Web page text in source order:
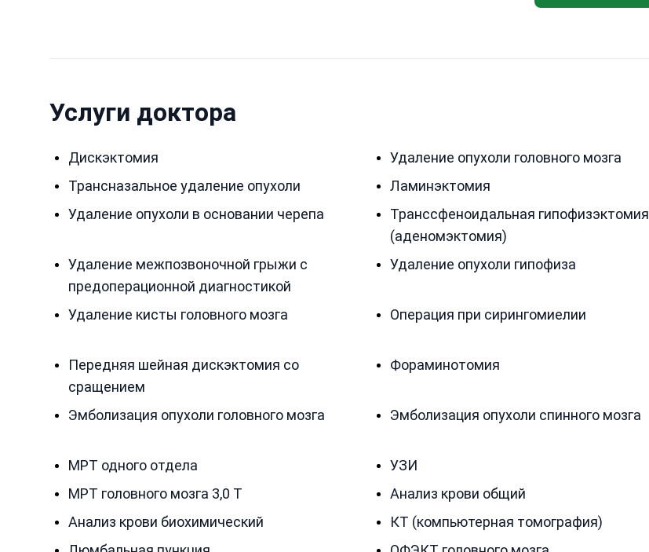
Услуги доктора
Дискэктомия Удаление опухоли головного мозга
Трансназальное удаление опухоли
Ламинэктомия
Удаление опухоли в основании черепа
Транссфеноидальная гипофизэктомия
(аденомэктомия)
Удаление межпозвоночной грыжи с
предоперационной диагностикой
Удаление опухоли гипофиза
Удаление кисты головного мозга Операция при сирингомиелии
Передняя шейная дискэктомия со
сращением
Фораминотомия
Эмболизация опухоли головного мозга Эмболизация опухоли спинного мозга
МРТ одного отдела
УЗИ
МРТ головного мозга 3,0 Т
Анализ крови общий
Анализ крови биохимический
КТ (компьютерная томография)